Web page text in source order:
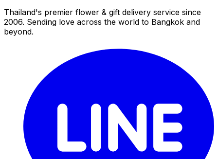
Thailand's premier flower & gift delivery service since
2006. Sending love across the world to Bangkok and
beyond.